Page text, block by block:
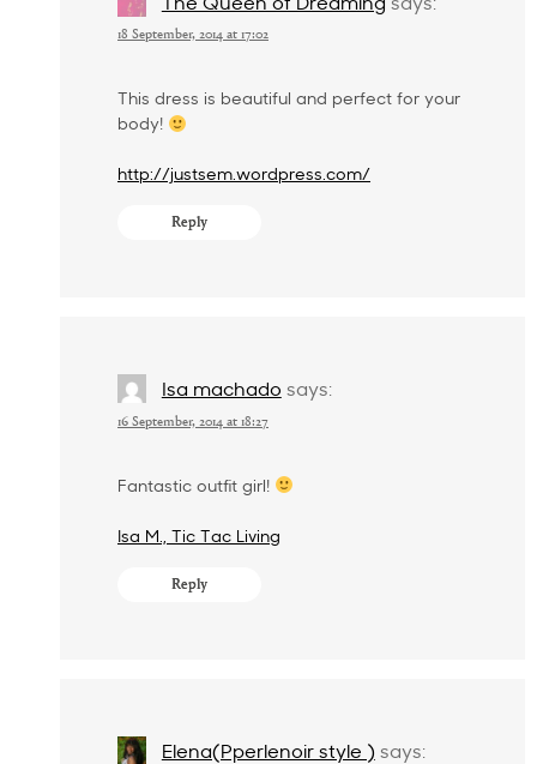
18 September, 2014 at 17:02
This dress is beautiful and perfect for your
body!
http://justsem.wordpress.com/
Reply
Isa machado says:
16 September, 2014 at 18:27
Fantastic outfit girl!
Isa M., Tic Tac Living
Reply
Elena(Pperlenoir style ) says: